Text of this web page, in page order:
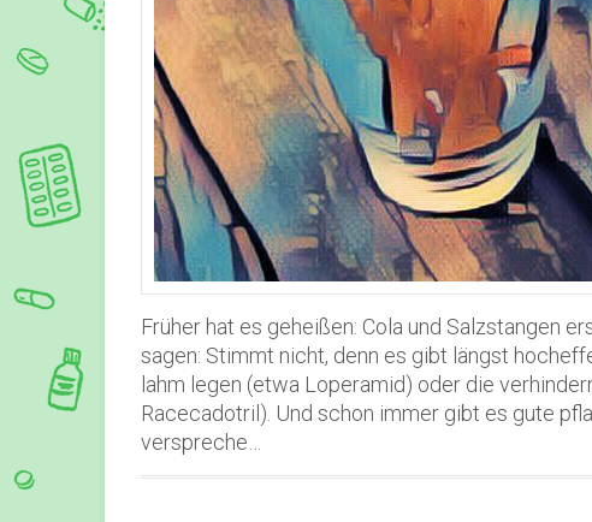
Früher hat es geheißen: Cola und Salzstangen
sagen: Stimmt nicht, denn es gibt längst
lahm legen (etwa Loperamid) oder die
Racecadotril). Und schon immer gibt es gute
verspreche…